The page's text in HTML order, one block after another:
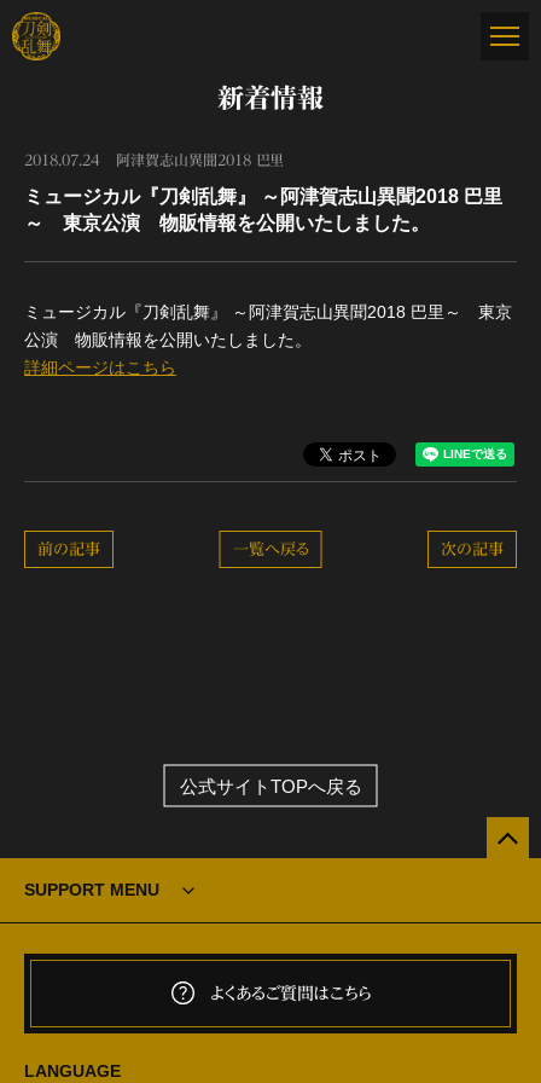
新着情報
2018.07.24 阿津賀志山異聞2018 巴里
ミュージカル『刀剣乱舞』 ～阿津賀志山異聞2018 巴里
～ 東京公演 物販情報を公開いたしました。
ミュージカル『刀剣乱舞』 ～阿津賀志山異聞2018 巴里～ 東京
公演 物販情報を公開いたしました。
詳細ページはこちら
次の記事
一覧へ戻る
前の記事
公式サイトTOPへ戻る
SUPPORT MENU
よくあるご質問はこちら
LANGUAGE